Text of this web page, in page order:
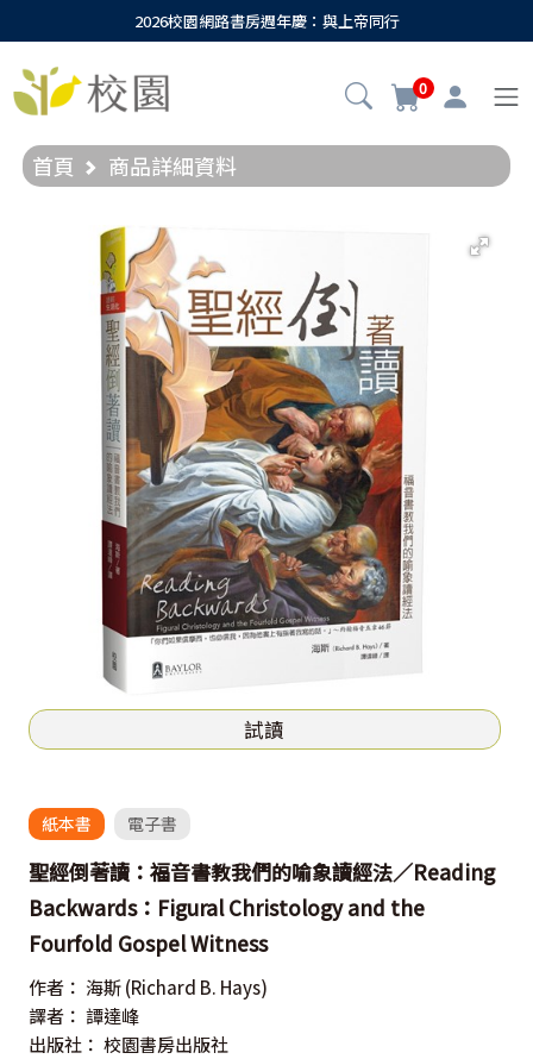
2026校園網路書房週年慶：與上帝同行
0
首頁 商品詳細資料
試讀
紙本書 電子書
聖經倒著讀：福音書教我們的喻象讀經法／Reading
Backwards：Figural Christology and the
Fourfold Gospel Witness
作者： 海斯 (Richard B. Hays)
譯者： 譚達峰
出版社： 校園書房出版社